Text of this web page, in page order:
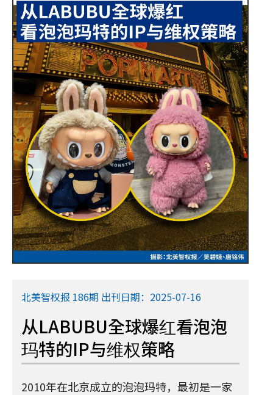
北美智权报 186期 出刊日期：2025-07-16
从LABUBU全球爆红看泡泡
玛特的IP与维权策略
2010年在北京成立的泡泡玛特，最初是一家